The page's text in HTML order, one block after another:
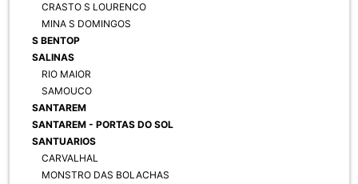
CRASTO S LOURENCO
MINA S DOMINGOS
S BENTOP
SALINAS
RIO MAIOR
SAMOUCO
SANTAREM
SANTAREM - PORTAS DO SOL
SANTUARIOS
CARVALHAL
MONSTRO DAS BOLACHAS